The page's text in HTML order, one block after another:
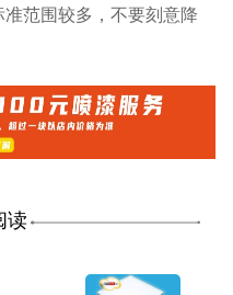
范围较多，不要刻意降
读